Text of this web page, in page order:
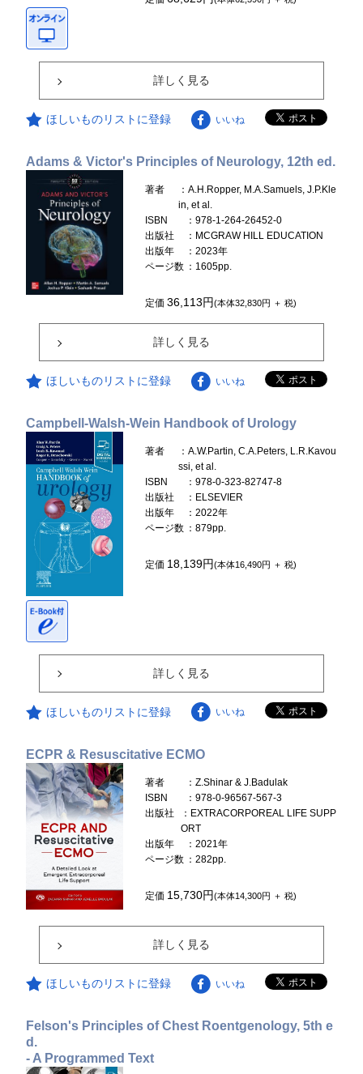
詳しく見る
ほしいものリストに登録 いいね
Adams & Victor's Principles of Neurology, 12th ed.
著者
：A.H.Ropper, M.A.Samuels, J.P.Kle
in, et al.
ISBN
：978-1-264-26452-0
出版社
：MCGRAW HILL EDUCATION
出版年
：2023年
ページ数 ：1605pp.
定価36,113円(本体32,830円 ＋ 税)
詳しく見る
ほしいものリストに登録 いいね
Campbell-Walsh-Wein Handbook of Urology
著者
：A.W.Partin, C.A.Peters, L.R.Kavou
ssi, et al.
ISBN
：978-0-323-82747-8
出版社
：ELSEVIER
出版年
：2022年
ページ数 ：879pp.
定価 18,139円(本体16,490円 ＋ 税)
詳しく見る
ほしいものリストに登録 いいね
ECPR & Resuscitative ECMO
著者
：Z.Shinar & J.Badulak
ISBN
：978-0-96567-567-3
出版社
：EXTRACORPOREAL LIFE SUPP
ORT
出版年
：2021年
ページ数 ：282pp.
定価 15,730円(本体14,300円 ＋ 税)
詳しく見る
ほしいものリストに登録 いいね
Felson's Principles of Chest Roentgenology, 5th e
d.
- A Programmed Text